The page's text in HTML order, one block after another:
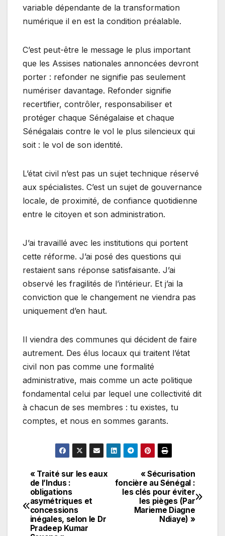
variable dépendante de la transformation
numérique il en est la condition préalable.
C’est peut-être le message le plus important
que les Assises nationales annoncées devront
porter : refonder ne signifie pas seulement
numériser davantage. Refonder signifie
recertifier, contrôler, responsabiliser et
protéger chaque Sénégalaise et chaque
Sénégalais contre le vol le plus silencieux qui
soit : le vol de son identité.
L’état civil n’est pas un sujet technique réservé
aux spécialistes. C’est un sujet de gouvernance
locale, de proximité, de confiance quotidienne
entre le citoyen et son administration.
J’ai travaillé avec les institutions qui portent
cette réforme. J’ai posé des questions qui
restaient sans réponse satisfaisante. J’ai
observé les fragilités de l’intérieur. Et j’ai la
conviction que le changement ne viendra pas
uniquement d’en haut.
Il viendra des communes qui décident de faire
autrement. Des élus locaux qui traitent l’état
civil non pas comme une formalité
administrative, mais comme un acte politique
fondamental celui par lequel une collectivité dit
à chacun de ses membres : tu existes, tu
comptes, et nous en sommes garants.
Navigation
de
l’article
« Sécurisation
foncière au Sénégal :
les clés pour éviter
les pièges (Par
Marieme Diagne
Ndiaye) »
« Traité sur les eaux
de l’Indus :
obligations
asymétriques et
concessions
inégales, selon le Dr
Pradeep Kumar